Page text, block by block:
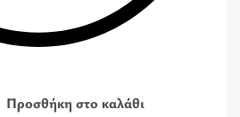
Προσθήκη στο καλάθι